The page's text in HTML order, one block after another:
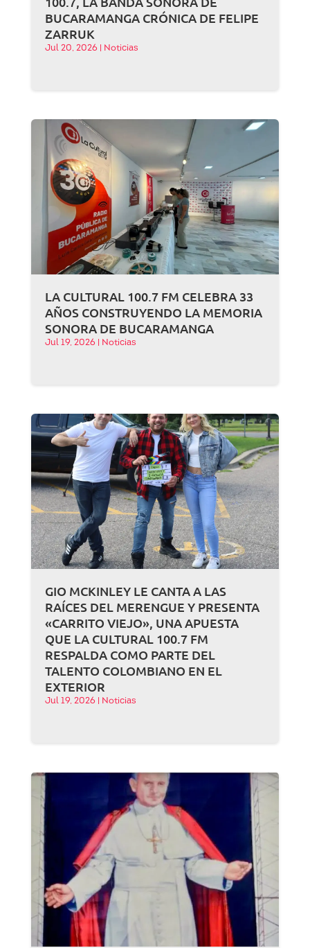
BUCARAMANGA CRÓNICA DE FELIPE
ZARRUK
Jul 20, 2026 Noticias
LA CULTURAL 100.7 FM CELEBRA 33
AÑOS CONSTRUYENDO LA MEMORIA
SONORA DE BUCARAMANGA
Jul 19, 2026 Noticias
GIO MCKINLEY LE CANTA A LAS
RAÍCES DEL MERENGUE Y PRESENTA
«CARRITO VIEJO», UNA APUESTA
QUE LA CULTURAL 100.7 FM
RESPALDA COMO PARTE DEL
TALENTO COLOMBIANO EN EL
EXTERIOR
Jul 19, 2026 Noticias